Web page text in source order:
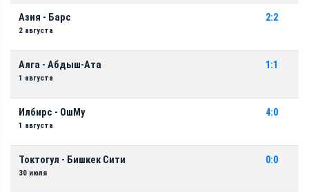
Азия - Барс
2 августа
2:2
Алга - Абдыш-Ата
1 августа
1:1
Илбирс - ОшМу
1 августа
4:0
Токтогул - Бишкек Сити
30 июля
0:0